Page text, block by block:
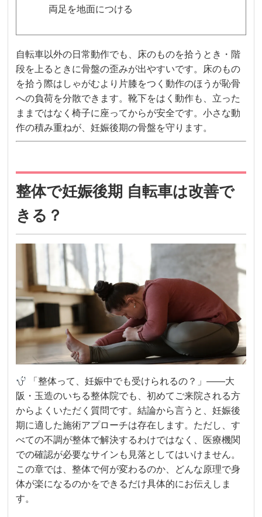
両足を地面につける
自転車以外の日常動作でも、床のものを拾うとき・階
段を上るときに骨盤の歪みが出やすいです。床のもの
を拾う際はしゃがむより片膝をつく動作のほうが恥骨
への負荷を分散できます。靴下をはく動作も、立った
ままではなく椅子に座ってからが安全です。小さな動
作の積み重ねが、妊娠後期の骨盤を守ります。
整体で妊娠後期 自転車は改善で
きる？
「整体って、妊娠中でも受けられるの？」——大
阪・玉造のいちる整体院でも、初めてご来院される方
からよくいただく質問です。結論から言うと、妊娠後
期に適した施術アプローチは存在します。ただし、す
べての不調が整体で解決するわけではなく、医療機関
での確認が必要なサインも見落としてはいけません。
この章では、整体で何が変わるのか、どんな原理で身
体が楽になるのかをできるだけ具体的にお伝えしま
す。